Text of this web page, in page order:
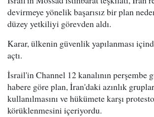
devirmeye yönelik başarısız bir plan
düzey yetkiliyi görevden aldı.
Karar, ülkenin güvenlik yapılanması
açtı.
İsrail'in Channel 12 kanalının perşembe
habere göre plan, İran'daki azınlık
kullanılmasını ve hükümete karşı
körüklenmesini içeriyordu.